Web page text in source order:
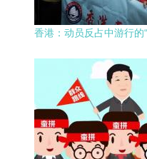
香港：动员反占中游行的